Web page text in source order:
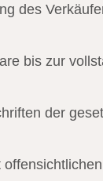
des
bis zur
der